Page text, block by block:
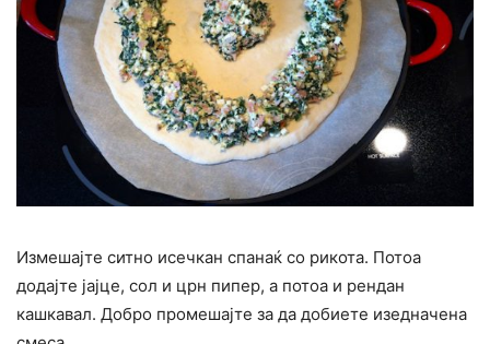
Измешајте ситно исечкан спанаќ со рикота. Потоа
додајте јајце, сол и црн пипер, а потоа и рендан
кашкавал. Добро промешајте за да добиете изедначена